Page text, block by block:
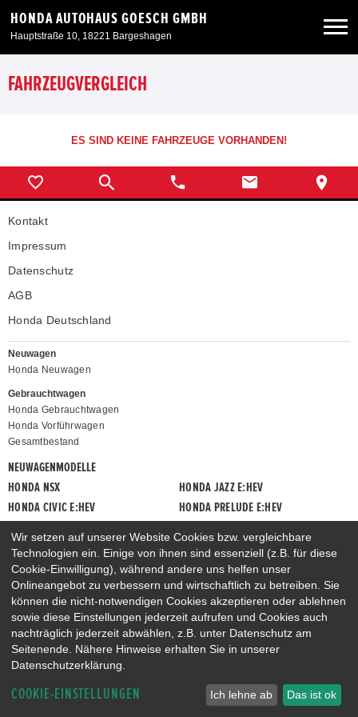
HONDA AUTOHAUS GOESCH GMBH
Hauptstraße 10, 18221 Bargeshagen
Neuwagen
Angebote
Service & Zubehör
Unser Autohaus
FAHRZEUGVERGLEICH
ES SIND KEINE FAHRZEUGE VORHANDEN!
Kontakt
Impressum
Datenschutz
AGB
Honda Deutschland
Neuwagen
Honda Neuwagen
Gebrauchtwagen
Honda Gebrauchtwagen
Honda Vorführwagen
Gesamtbestand
NEUWAGENMODELLE
HONDA NSX
HONDA JAZZ E:HEV
HONDA CIVIC E:HEV
HONDA PRELUDE E:HEV
HONDA CR-V E:HEV & E:PHEV
Wir setzen auf unserer Website Cookies bzw. vergleichbare
Technologien ein. Einige von ihnen sind essenziell (z.B. für diese
Cookie-Einwilligung), während andere uns helfen unser
Onlineangebot zu verbessern und wirtschaftlich zu betreiben. Sie
können die nicht-notwendigen Cookies akzeptieren oder ablehnen
sowie diese Einstellungen jederzeit aufrufen und Cookies auch
nachträglich jederzeit abwählen, z.B. unter Datenschutz am
Seitenende. Nähere Hinweise erhalten Sie in unserer
Datenschutzerklärung.
COOKIE-EINSTELLUNGEN Ich lehne ab Das ist ok